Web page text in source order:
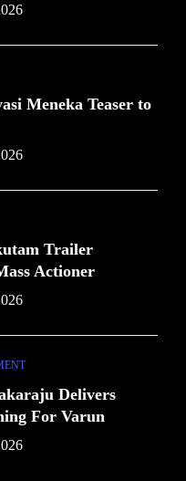
Meneka Teaser to
Trailer
Actioner
Delivers
For Varun